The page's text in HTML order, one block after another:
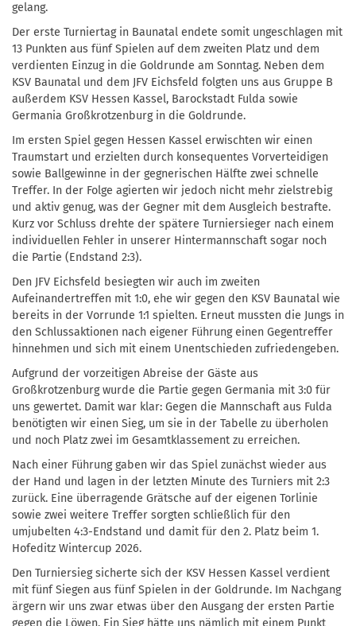
gelang.
Der erste Turniertag in Baunatal endete somit ungeschlagen mit
13 Punkten aus fünf Spielen auf dem zweiten Platz und dem
verdienten Einzug in die Goldrunde am Sonntag. Neben dem
KSV Baunatal und dem JFV Eichsfeld folgten uns aus Gruppe B
außerdem KSV Hessen Kassel, Barockstadt Fulda sowie
Germania Großkrotzenburg in die Goldrunde.
Im ersten Spiel gegen Hessen Kassel erwischten wir einen
Traumstart und erzielten durch konsequentes Vorverteidigen
sowie Ballgewinne in der gegnerischen Hälfte zwei schnelle
Treffer. In der Folge agierten wir jedoch nicht mehr zielstrebig
und aktiv genug, was der Gegner mit dem Ausgleich bestrafte.
Kurz vor Schluss drehte der spätere Turniersieger nach einem
individuellen Fehler in unserer Hintermannschaft sogar noch
die Partie (Endstand 2:3).
Den JFV Eichsfeld besiegten wir auch im zweiten
Aufeinandertreffen mit 1:0, ehe wir gegen den KSV Baunatal wie
bereits in der Vorrunde 1:1 spielten. Erneut mussten die Jungs in
den Schlussaktionen nach eigener Führung einen Gegentreffer
hinnehmen und sich mit einem Unentschieden zufriedengeben.
Aufgrund der vorzeitigen Abreise der Gäste aus
Großkrotzenburg wurde die Partie gegen Germania mit 3:0 für
uns gewertet. Damit war klar: Gegen die Mannschaft aus Fulda
benötigten wir einen Sieg, um sie in der Tabelle zu überholen
und noch Platz zwei im Gesamtklassement zu erreichen.
Nach einer Führung gaben wir das Spiel zunächst wieder aus
der Hand und lagen in der letzten Minute des Turniers mit 2:3
zurück. Eine überragende Grätsche auf der eigenen Torlinie
sowie zwei weitere Treffer sorgten schließlich für den
umjubelten 4:3-Endstand und damit für den 2. Platz beim 1.
Hofeditz Wintercup 2026.
Den Turniersieg sicherte sich der KSV Hessen Kassel verdient
mit fünf Siegen aus fünf Spielen in der Goldrunde. Im Nachgang
ärgern wir uns zwar etwas über den Ausgang der ersten Partie